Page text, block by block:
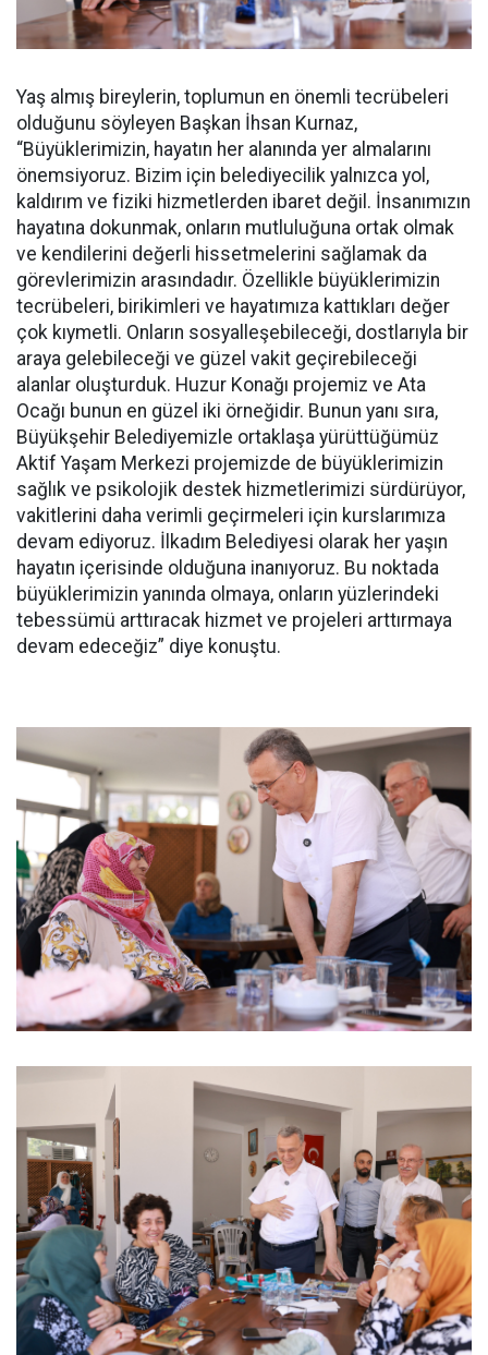
Yaş almış bireylerin, toplumun en önemli tecrübeleri
olduğunu söyleyen Başkan İhsan Kurnaz,
“Büyüklerimizin, hayatın her alanında yer almalarını
önemsiyoruz. Bizim için belediyecilik yalnızca yol,
kaldırım ve fiziki hizmetlerden ibaret değil. İnsanımızın
hayatına dokunmak, onların mutluluğuna ortak olmak
ve kendilerini değerli hissetmelerini sağlamak da
görevlerimizin arasındadır. Özellikle büyüklerimizin
tecrübeleri, birikimleri ve hayatımıza kattıkları değer
çok kıymetli. Onların sosyalleşebileceği, dostlarıyla bir
araya gelebileceği ve güzel vakit geçirebileceği
alanlar oluşturduk. Huzur Konağı projemiz ve Ata
Ocağı bunun en güzel iki örneğidir. Bunun yanı sıra,
Büyükşehir Belediyemizle ortaklaşa yürüttüğümüz
Aktif Yaşam Merkezi projemizde de büyüklerimizin
sağlık ve psikolojik destek hizmetlerimizi sürdürüyor,
vakitlerini daha verimli geçirmeleri için kurslarımıza
devam ediyoruz. İlkadım Belediyesi olarak her yaşın
hayatın içerisinde olduğuna inanıyoruz. Bu noktada
büyüklerimizin yanında olmaya, onların yüzlerindeki
tebessümü arttıracak hizmet ve projeleri arttırmaya
devam edeceğiz” diye konuştu.